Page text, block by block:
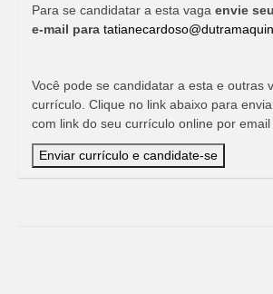
Para se candidatar a esta vaga envie
e-mail para
Você pode se candidatar a esta e outras
currículo. Clique no link abaixo para
com link do seu currículo online por